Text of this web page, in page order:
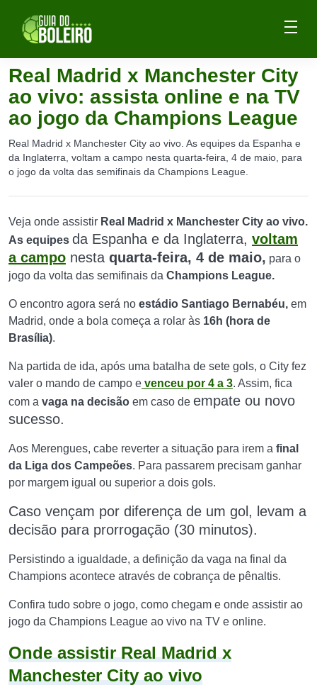
Real Madrid x Manchester City
ao vivo: assista online e na TV
ao jogo da Champions League
Real Madrid x Manchester City ao vivo. As equipes da Espanha e
da Inglaterra, voltam a campo nesta quarta-feira, 4 de maio, para
o jogo da volta das semifinais da Champions League.
Veja onde assistir Real Madrid x Manchester City ao vivo.
As equipes da Espanha e da Inglaterra, voltam
a campo nesta quarta-feira, 4 de maio, para o
jogo da volta das semifinais da Champions League.
O encontro agora será no estádio Santiago Bernabéu, em
Madrid, onde a bola começa a rolar às 16h (hora de
Brasília).
Na partida de ida, após uma batalha de sete gols, o City fez
valer o mando de campo e venceu por 4 a 3. Assim, fica
com a vaga na decisão em caso de empate ou novo
sucesso.
Aos Merengues, cabe reverter a situação para irem a final
da Liga dos Campeões. Para passarem precisam ganhar
por margem igual ou superior a dois gols.
Caso vençam por diferença de um gol, levam a
decisão para prorrogação (30 minutos).
Persistindo a igualdade, a definição da vaga na final da
Champions acontece através de cobrança de pênaltis.
Confira tudo sobre o jogo, como chegam e onde assistir ao
jogo da Champions League ao vivo na TV e online.
Onde assistir Real Madrid x
Manchester City ao vivo